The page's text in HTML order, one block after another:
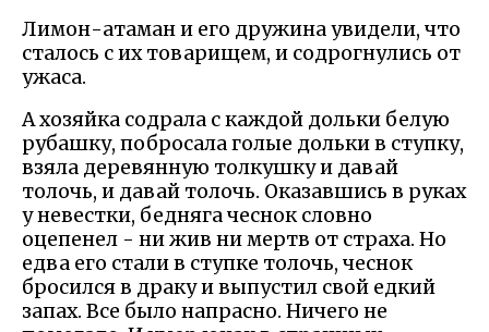
Лимон-атаман и его дружина увидели, что
сталось с их товарищем, и содрогнулись от
ужаса.
А хозяйка содрала с каждой дольки белую
рубашку, побросала голые дольки в ступку,
взяла деревянную толкушку и давай
толочь, и давай толочь. Оказавшись в руках
у невестки, бедняга чеснок словно
оцепенел - ни жив ни мертв от страха. Но
едва его стали в ступке толочь, чеснок
бросился в драку и выпустил свой едкий
запах. Все было напрасно. Ничего не